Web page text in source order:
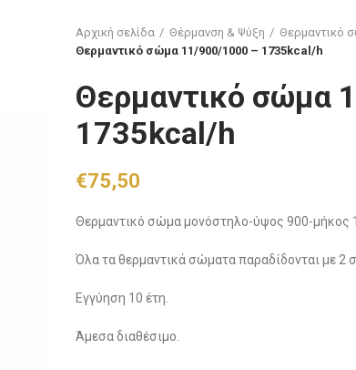
Αρχική σελίδα Θέρμανση & Ψύξη Θερμαντικό
Θερμαντικό σώμα 11/900/1000 – 1735kcal/h
Θερμαντικό σώμα
1735kcal/h
€75,50
Θερμαντικό σώμα μονόστηλο-ύψος 900-μήκος
Όλα τα θερμαντικά σώματα παραδίδονται με 2
Εγγύηση 10 έτη.
Άμεσα διαθέσιμο.